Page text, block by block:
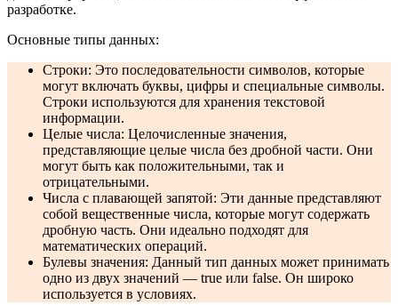
разработке.
Основные типы данных:
Строки: Это последовательности символов, которые
могут включать буквы, цифры и специальные символы.
Строки используются для хранения текстовой
информации.
Целые числа: Целочисленные значения,
представляющие целые числа без дробной части. Они
могут быть как положительными, так и
отрицательными.
Числа с плавающей запятой: Эти данные представляют
собой вещественные числа, которые могут содержать
дробную часть. Они идеально подходят для
математических операций.
Булевы значения: Данный тип данных может принимать
одно из двух значений — true или false. Он широко
используется в условиях.